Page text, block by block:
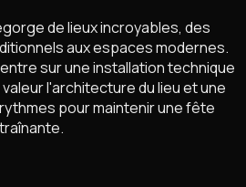
de lieux incroyables, des
aux espaces modernes.
sur une installation technique
l'architecture du lieu et une
pour maintenir une fête